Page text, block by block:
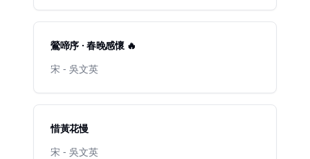
鶯啼序 · 春晚感懷 🔥
宋 - 吳文英
惜黃花慢
宋 - 吳文英